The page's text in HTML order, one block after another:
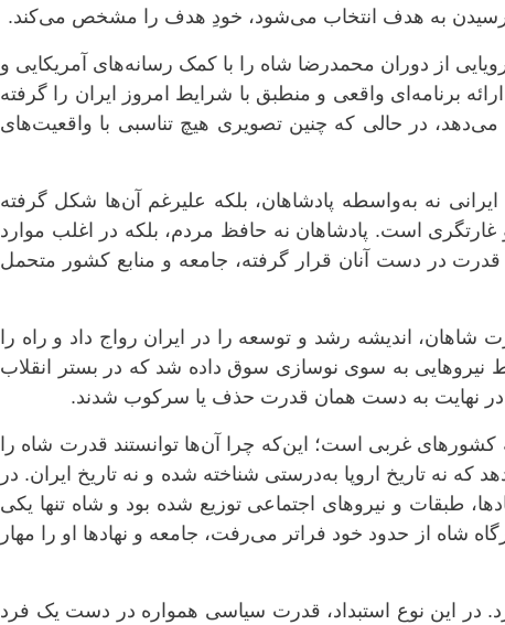
رسیدن به هدف انتخاب می‌شود، خودِ هدف را مشخص می‌کند.
از دوران محمدرضا شاه را با کمک رسانه‌های آمریکایی و
ارائه برنامه‌ای واقعی و منطبق با شرایط امروز ایران را گرفته
در حالی که چنین تصویری هیچ تناسبی با واقعیت‌های
نه به‌واسطه پادشاهان، بلکه علیرغم آن‌ها شکل گرفته
غارتگری است. پادشاهان نه حافظ مردم، بلکه در اغلب موارد
قدرت در دست آنان قرار گرفته، جامعه و منابع کشور متحمل
اندیشه رشد و توسعه را در ایران رواج داد و راه را
به سوی نوسازی سوق داده شد که در بستر انقلاب
در نهایت به دست همان قدرت حذف یا سرکوب شدند.
کشورهای غربی است؛ این‌که چرا آن‌ها توانستند قدرت شاه را
که نه تاریخ اروپا به‌درستی شناخته شده و نه تاریخ ایران. در
طبقات و نیروهای اجتماعی توزیع شده بود و شاه تنها یکی
شاه از حدود خود فراتر می‌رفت، جامعه و نهادها او را مهار
در این نوع استبداد، قدرت سیاسی همواره در دست یک فرد